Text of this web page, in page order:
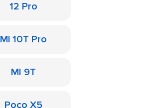
12 Pro
Mi 10T Pro
MI 9T
Poco X5